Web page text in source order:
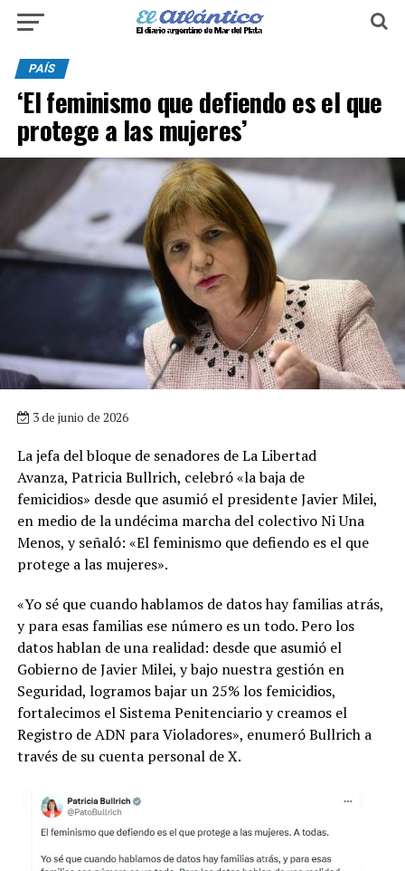
PAÍS
‘El feminismo que defiendo es el que
protege a las mujeres’
3 de junio de 2026
La jefa del bloque de senadores de La Libertad
Avanza, Patricia Bullrich, celebró «la baja de
femicidios» desde que asumió el presidente Javier Milei,
en medio de la undécima marcha del colectivo Ni Una
Menos, y señaló: «El feminismo que defiendo es el que
protege a las mujeres».
«Yo sé que cuando hablamos de datos hay familias atrás,
y para esas familias ese número es un todo. Pero los
datos hablan de una realidad: desde que asumió el
Gobierno de Javier Milei, y bajo nuestra gestión en
Seguridad, logramos bajar un 25% los femicidios,
fortalecimos el Sistema Penitenciario y creamos el
Registro de ADN para Violadores», enumeró Bullrich a
través de su cuenta personal de X.